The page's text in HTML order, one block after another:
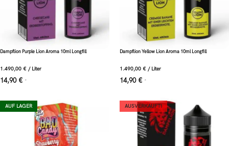
Dampflion Purple Lion Aroma 10ml Longfill
1.490,00 € / Liter
14,90 € *
Dampflion Yellow Lion Aroma 10ml Longfill
1.490,00 € / Liter
14,90 € *
AUF LAGER AUSVERKAUFT!